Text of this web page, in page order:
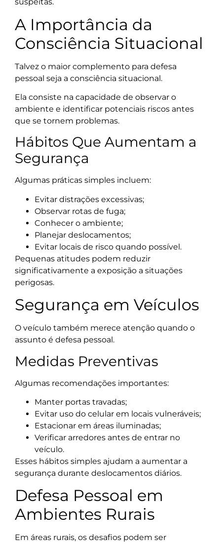
A Importância da
Consciência Situacional
Talvez o maior complemento para defesa
pessoal seja a consciência situacional.
Ela consiste na capacidade de observar o
ambiente e identificar potenciais riscos antes
que se tornem problemas.
Hábitos Que Aumentam a
Segurança
Algumas práticas simples incluem:
Evitar distrações excessivas;
Observar rotas de fuga;
Conhecer o ambiente;
Planejar deslocamentos;
Evitar locais de risco quando possível.
Pequenas atitudes podem reduzir
significativamente a exposição a situações
perigosas.
Segurança em Veículos
O veículo também merece atenção quando o
assunto é defesa pessoal.
Medidas Preventivas
Algumas recomendações importantes:
Manter portas travadas;
Evitar uso do celular em locais vulneráveis;
Estacionar em áreas iluminadas;
Verificar arredores antes de entrar no
veículo.
Esses hábitos simples ajudam a aumentar a
segurança durante deslocamentos diários.
Defesa Pessoal em
Ambientes Rurais
Em áreas rurais, os desafios podem ser